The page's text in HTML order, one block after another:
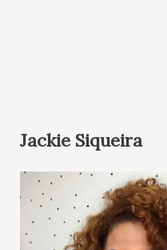
Jackie Siqueira